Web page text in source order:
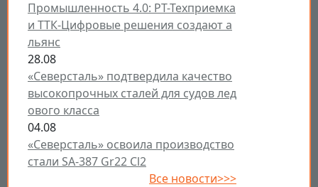
Промышленность 4.0: РТ-Техприемка
и ТТК-Цифровые решения создают а
льянс
28.08
«Северсталь» подтвердила качество
высокопрочных сталей для судов лед
ового класса
04.08
«Северсталь» освоила производство
стали SA-387 Gr22 Cl2
Все новости>>>